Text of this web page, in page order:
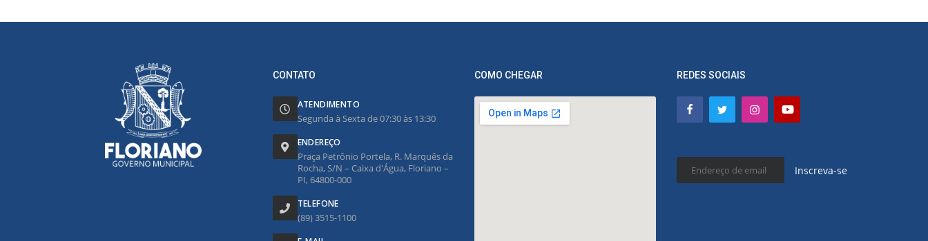
CONTATO
ATENDIMENTO
Segunda à Sexta de 07:30 às 13:30
ENDEREÇO
Praça Petrônio Portela, R. Marquês da
Rocha, S/N – Caixa d'Água, Floriano –
PI, 64800-000
TELEFONE
(89) 3515-1100
COMO CHEGAR REDES SOCIAIS
Inscreva-se